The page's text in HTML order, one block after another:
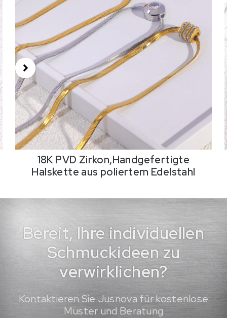
18K PVD Zirkon,Handgefertigte
Halskette aus poliertem Edelstahl
Bereit, Ihre individuellen
Schmuckideen zu
verwirklichen?
Kontaktieren Sie Jusnova für kostenlose
Muster und Beratung